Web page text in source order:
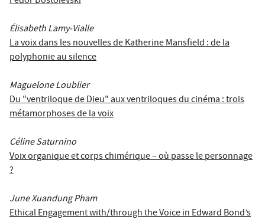
Élisabeth Lamy-Vialle
La voix dans les nouvelles de Katherine Mansfield : de la
polyphonie au silence
Maguelone Loublier
Du "ventriloque de Dieu" aux ventriloques du cinéma : trois
métamorphoses de la voix
Céline Saturnino
Voix organique et corps chimérique – où passe le personnage
?
June Xuandung Pham
Ethical Engagement with/through the Voice in Edward Bond’s